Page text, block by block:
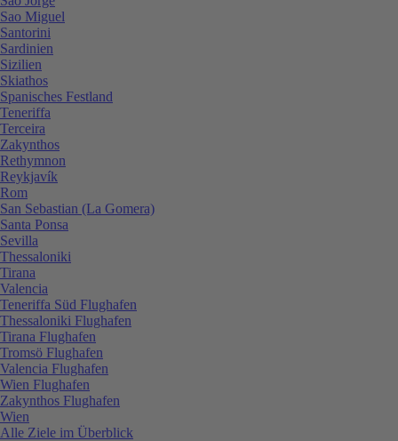
Sao Miguel
Santorini
Sardinien
Sizilien
Skiathos
Spanisches Festland
Teneriffa
Terceira
Zakynthos
Rethymnon
Reykjavík
Rom
San Sebastian (La Gomera)
Santa Ponsa
Sevilla
Thessaloniki
Tirana
Valencia
Teneriffa Süd Flughafen
Thessaloniki Flughafen
Tirana Flughafen
Tromsö Flughafen
Valencia Flughafen
Wien Flughafen
Zakynthos Flughafen
Wien
Alle Ziele im Überblick